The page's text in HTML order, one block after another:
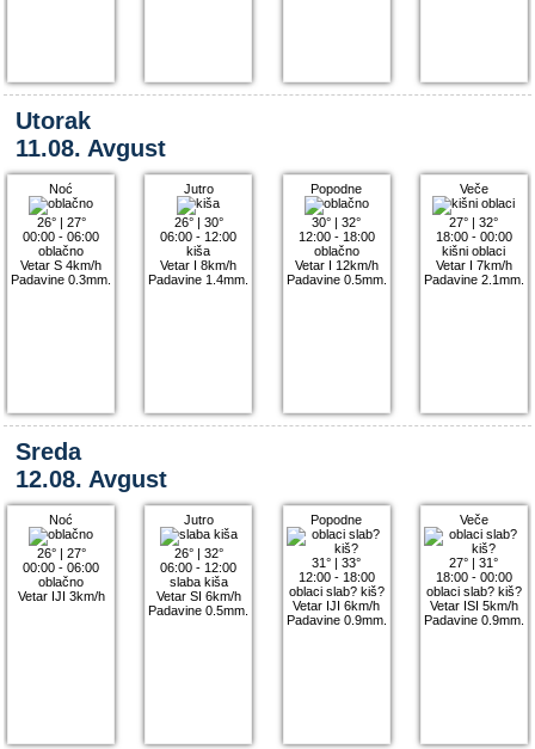
Utorak
11.08. Avgust
Noć
26°| 27°
00:00 - 06:00
oblačno
Vetar S 4km/h
Padavine 0.3mm.
Jutro
26°| 30°
06:00 - 12:00
kiša
Vetar I 8km/h
Padavine 1.4mm.
Popodne
30° |32°
12:00 - 18:00
oblačno
Vetar I 12km/h
Padavine 0.5mm.
Veče
27° |32°
18:00 - 00:00
kišni oblaci
Vetar I 7km/h
Padavine 2.1mm.
Sreda
12.08. Avgust
Noć
26°| 27°
00:00 - 06:00
oblačno
Vetar IJI 3km/h
Jutro
26°| 32°
06:00 - 12:00
slaba kiša
Vetar SI 6km/h
Padavine 0.5mm.
Popodne
31° |33°
12:00 - 18:00
oblaci slab? kiš?
Vetar IJI 6km/h
Padavine 0.9mm.
Veče
27° |31°
18:00 - 00:00
oblaci slab? kiš?
Vetar ISI 5km/h
Padavine 0.9mm.